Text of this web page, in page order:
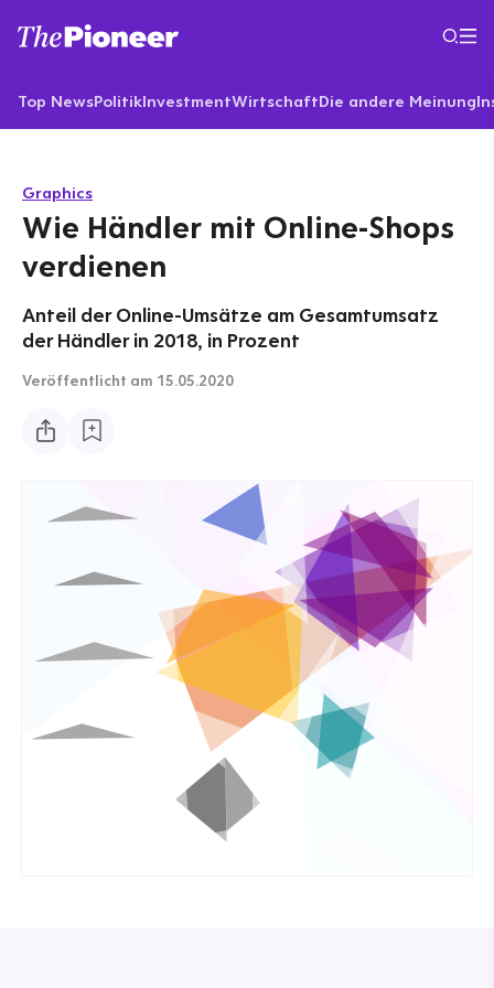
Top NewsPolitikInvestmentWirtschaftDie andere Meinung
Graphics
Wie Händler mit Online-Shops
verdienen
Anteil der Online-Umsätze am Gesamtumsatz
der Händler in 2018, in Prozent
Veröffentlicht am 15.05.2020